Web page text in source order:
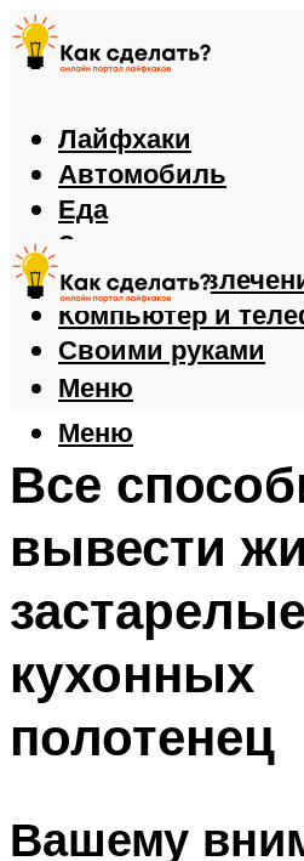
Лайфхаки
Автомобиль
Еда
Здоровье
Игры и
Компьютер и
Своими руками
Меню
Меню
Все
вывести
кухонных
полотенец
Вашему